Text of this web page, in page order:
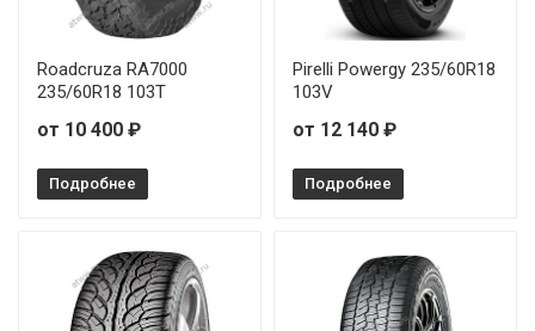
Roadcruza RA7000
235/60R18 103T
от 10 400 ₽
Подробнее
Pirelli Powergy 235/60R18
103V
от 12 140 ₽
Подробнее